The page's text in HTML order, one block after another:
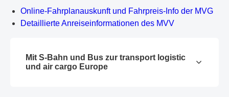
Online-Fahrplanauskunft und Fahrpreis-Info der MVG
Detaillierte Anreiseinformationen des MVV
Mit S-Bahn und Bus zur transport logistic
und air cargo Europe